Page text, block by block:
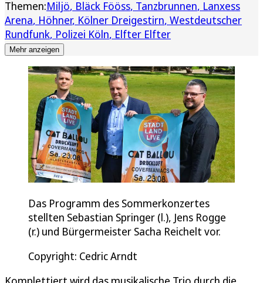
Themen:Miljö Bläck Fööss Tanzbrunnen Lanxess
Arena Höhner Kölner Dreigestirn Westdeutscher
Rundfunk Polizei Köln Elfter Elfter
Mehr anzeigen
Das Programm des Sommerkonzertes
stellten Sebastian Springer (l.), Jens Rogge
(r.) und Bürgermeister Sacha Reichelt vor.
Copyright: Cedric Arndt